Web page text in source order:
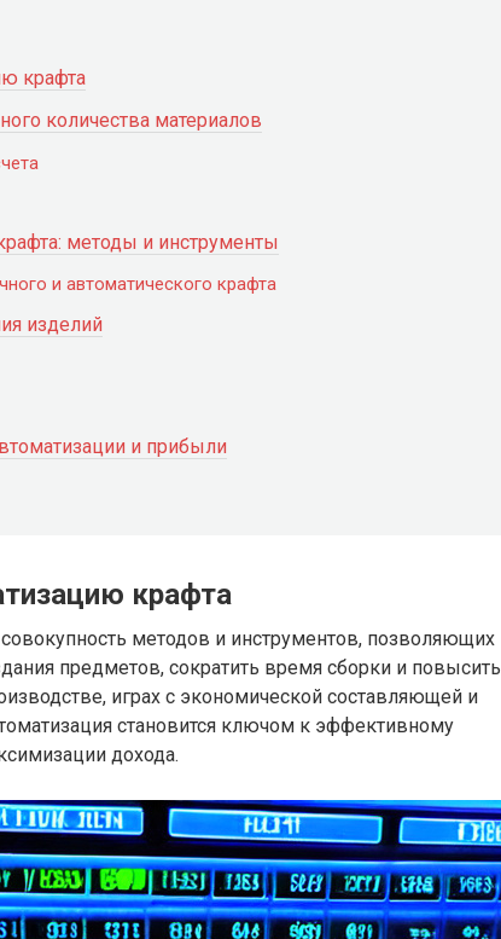
крафта
количества материалов
методы и инструменты
и автоматического крафта
изделий
и прибыли
крафта
методов и инструментов, позволяющих
предметов, сократить время сборки и повысить
играх с экономической составляющей и
становится ключом к эффективному
дохода.